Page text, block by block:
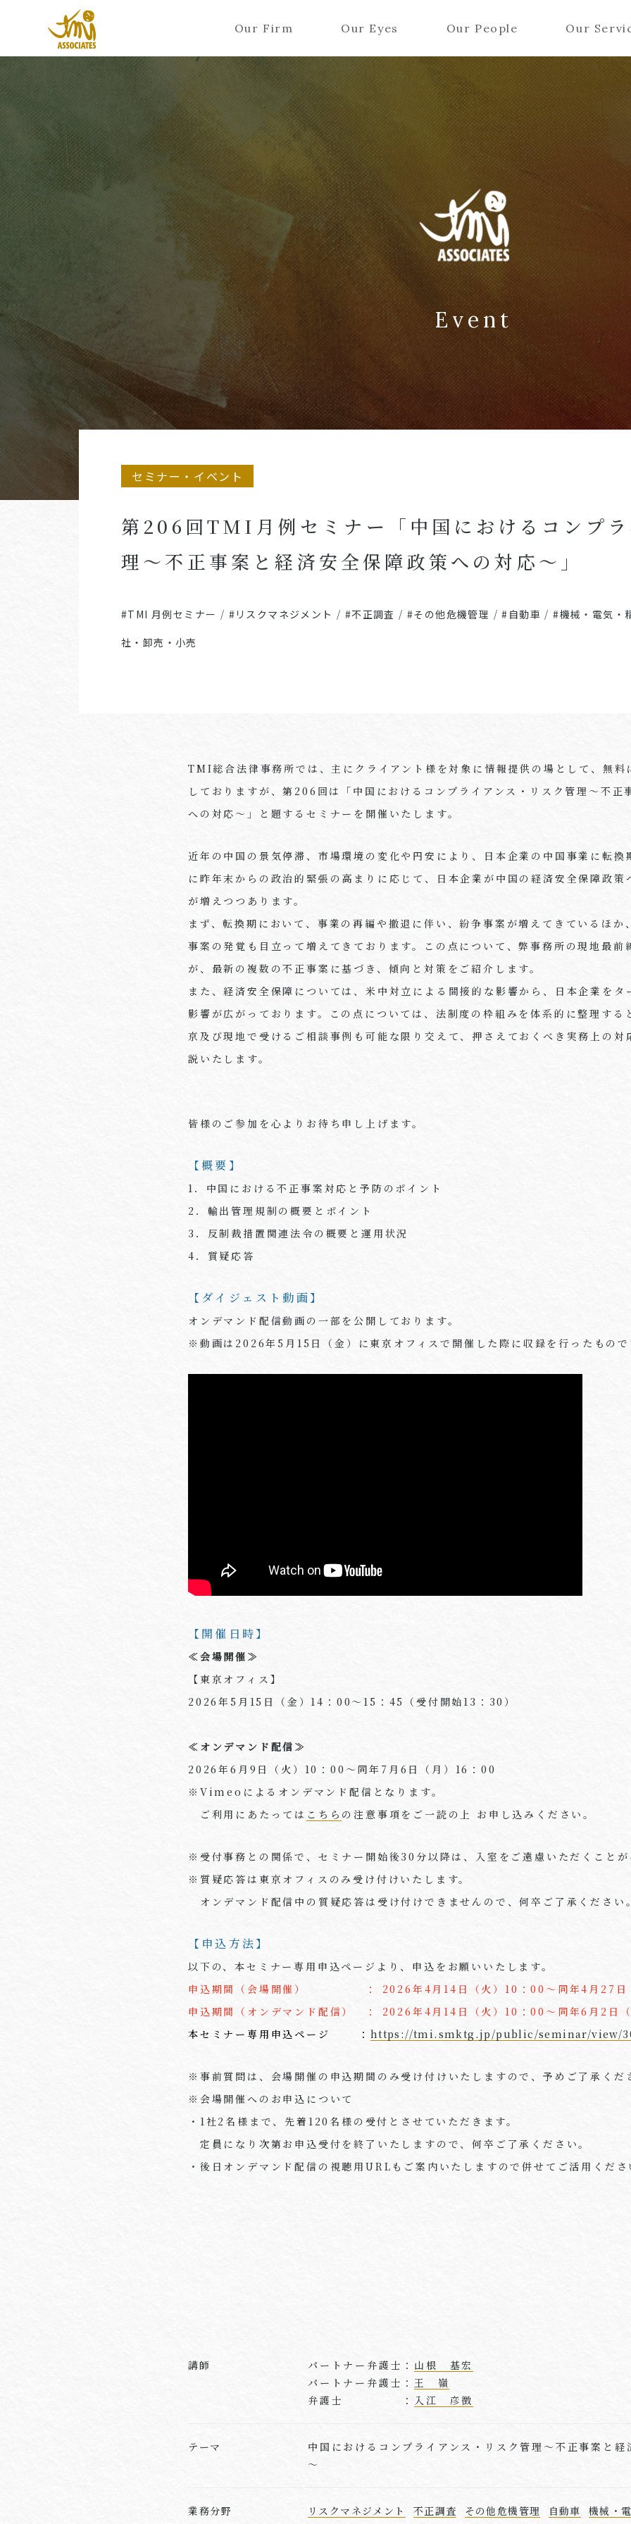
Our Firm Our Eyes Our People Our
Event
セミナー・イベント
第206回TMI月例セミナー「中国におけるコンプ
理～不正事案と経済安全保障政策への対応～」
#TMI 月例セミナー / #リスクマネジメント / #不正調査 /#その他危機管理 /#自動車 /#機械・電気・
社・卸売・小売
TMI総合法律事務所では、主にクライアント様を対象に情報提供の場として、無料
しておりますが、第206回は「中国におけるコンプライアンス・リスク管理～不正
への対応～」と題するセミナーを開催いたします。
近年の中国の景気停滞、市場環境の変化や円安により、日本企業の中国事業に転
に昨年末からの政治的緊張の高まりに応じて、日本企業が中国の経済安全保障政
が増えつつあります。
まず、転換期において、事業の再編や撤退に伴い、紛争事案が増えてきているほか
事案の発覚も目立って増えてきております。この点について、弊事務所の現地最前
が、最新の複数の不正事案に基づき、傾向と対策をご紹介します。
また、経済安全保障については、米中対立による間接的な影響から、日本企業をタ
影響が広がっております。この点については、法制度の枠組みを体系的に整理する
京及び現地で受けるご相談事例も可能な限り交えて、押さえておくべき実務上の
説いたします。
皆様のご参加を心よりお待ち申し上げます。
【概要】
1．中国における不正事案対応と予防のポイント
2．輸出管理規制の概要とポイント
3．反制裁措置関連法令の概要と運用状況
4．質疑応答
【ダイジェスト動画】
オンデマンド配信動画の一部を公開しております。
※動画は2026年5月15日（金）に東京オフィスで開催した際に収録を行ったもの
【開催日時】
≪会場開催≫
【東京オフィス】
2026年5月15日（金）14：00～15：45（受付開始13：30）
≪オンデマンド配信≫
2026年6月9日（火）10：00～同年7月6日（月）16：00
※Vimeoによるオンデマンド配信となります。
ご利用にあたっては こちら の注意事項をご一読の上 お申し込みください。
※受付事務との関係で、セミナー開始後30分以降は、入室をご遠慮いただくこと
※質疑応答は東京オフィスのみ受け付けいたします。
オンデマンド配信中の質疑応答は受け付けできませんので、何卒ご了承ください
【申込方法】
以下の、本セミナー専用申込ページより、申込をお願いいたします。
申込期間（会場開催） ： 2026年4月14日（火）10：00～同年4月27日
申込期間（オンデマンド配信） ： 2026年4月14日（火）10：00～同年6月2日
本セミナー専用申込ページ ： https://tmi.smktg.jp/public/seminar/view/
※事前質問は、会場開催の申込期間のみ受け付けいたしますので、予めご了承くだ
※会場開催へのお申込について
・1社2名様まで、先着 120名様の受付とさせていただきます。
定員になり次第お申込受付を終了いたしますので、何卒ご了承ください。
・後日オンデマンド配信の視聴用URLもご案内いたしますので併せてご活用くだ
講師 パートナー弁護士： 山根 基宏
パートナー弁護士： 王 嶺
弁護士 ： 入江 彦徴
テーマ
中国におけるコンプライアンス・リスク管理～不正事案と
～
業務分野 リスクマネジメント 不正調査 その他危機管理 自動車
機械・